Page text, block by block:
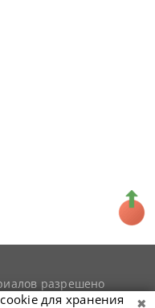
разрешено
наsnookerist.ru
для хранения